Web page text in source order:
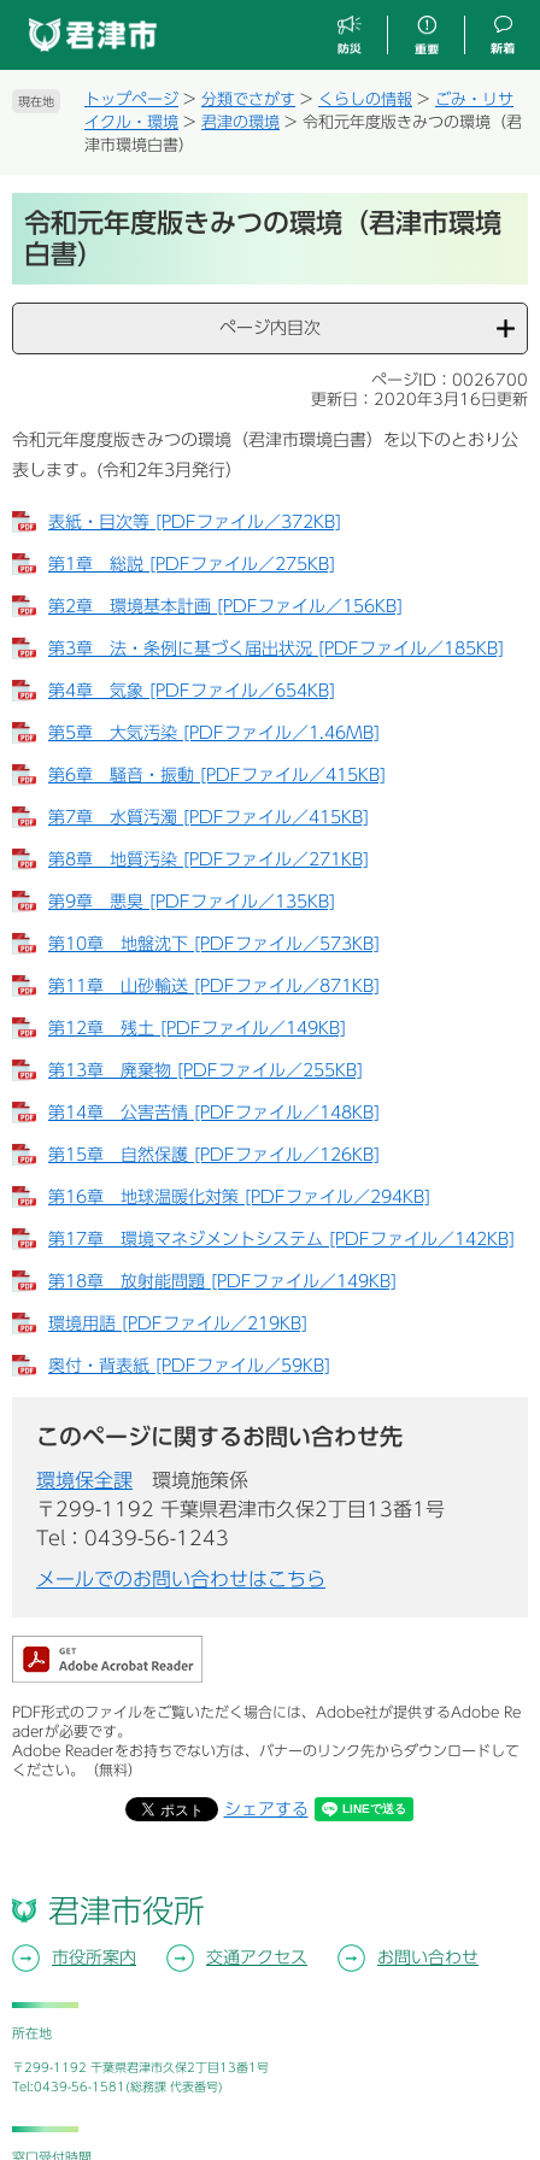
す
し
現在地 トップページ > 分類でさがす > くらしの情報 > ごみ・リサ
イクル・環境 > 君津の環境 > 令和元年度版きみつの環境（君
津市環境白書）
文令和元年度版きみつの環境（君津市環境
白書）
ページ内目次
ページID：0026700
更新日：2020年3月16日更新
令和元年度度版きみつの環境（君津市環境白書）を以下のとおり公
表します。(令和2年3月発行）
表紙・目次等 [PDFファイル／372KB]
第1章 総説 [PDFファイル／275KB]
第2章 環境基本計画 [PDFファイル／156KB]
第3章 法・条例に基づく届出状況 [PDFファイル／185KB]
第4章 気象 [PDFファイル／654KB]
第5章 大気汚染 [PDFファイル／1.46MB]
第6章 騒音・振動 [PDFファイル／415KB]
第7章 水質汚濁 [PDFファイル／415KB]
第8章 地質汚染 [PDFファイル／271KB]
第9章 悪臭 [PDFファイル／135KB]
第10章 地盤沈下 [PDFファイル／573KB]
第11章 山砂輸送 [PDFファイル／871KB]
第12章 残土 [PDFファイル／149KB]
第13章 廃棄物 [PDFファイル／255KB]
第14章 公害苦情 [PDFファイル／148KB]
第15章 自然保護 [PDFファイル／126KB]
第16章 地球温暖化対策 [PDFファイル／294KB]
第17章 環境マネジメントシステム [PDFファイル／142KB]
第18章 放射能問題 [PDFファイル／149KB]
環境用語 [PDFファイル／219KB]
奥付・背表紙 [PDFファイル／59KB]
このページに関するお問い合わせ先
環境保全課
環境施策係
〒299-1192 千葉県君津市久保2丁目13番1号
Tel：0439-56-1243
メールでのお問い合わせはこちら
PDF形式のファイルをご覧いただく場合には、Adobe社が提供するAdobe Re
aderが必要です。
Adobe Readerをお持ちでない方は、バナーのリンク先からダウンロードして
ください。（無料）
シェアする
君津市役所
市役所案内 交通アクセス お問い合わせ
所在地
〒299-1192 千葉県君津市久保2丁目13番1号
Tel:0439-56-1581(総務課 代表番号)
窓口受付時間